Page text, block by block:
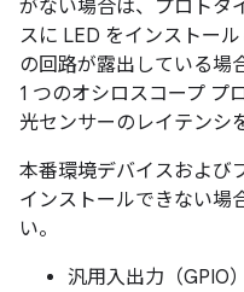
がない場合は、プロトタ
スに LED をインストー
の回路が露出している場
1 つのオシロスコープ プ
光センサーのレイテンシ
本番環境デバイスおよび
インストールできない場
い。
汎用入出力（GPIO